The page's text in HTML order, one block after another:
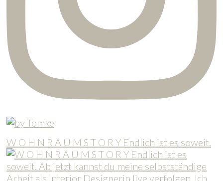
W O H N R A U M S T O R Y Endlich ist es soweit.